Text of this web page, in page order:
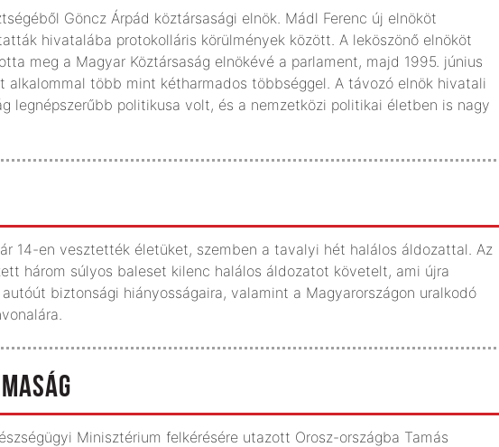
Göncz Árpád köztársasági elnök. Mádl Ferenc új elnököt
hivatalába protokolláris körülmények között. A leköszönő elnököt
meg a Magyar Köztársaság elnökévé a parlament, majd 1995. június
alkalommal több mint kétharmados többséggel. A távozó elnök hivatali
legnépszerűbb politikusa volt, és a nemzetközi politikai életben is nagy
14-en vesztették életüket, szemben a tavalyi hét halálos áldozattal. Az
három súlyos baleset kilenc halálos áldozatot követelt, ami újra
biztonsági hiányosságaira, valamint a Magyarországon uralkodó
Minisztérium felkérésére utazott Orosz-országba Tamás